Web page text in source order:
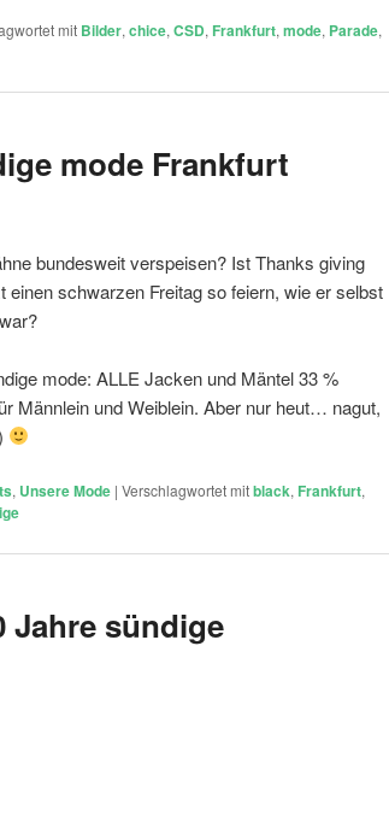
mit Bilder, chice, CSD, Frankfurt, mode, Parade,
mode Frankfurt
bundesweit verspeisen? Ist Thanks giving
schwarzen Freitag so feiern, wie er selbst
mode: ALLE Jacken und Mäntel 33 %
Männlein und Weiblein. Aber nur heut… nagut,
, Unsere Mode | Verschlagwortet mitblack, Frankfurt,
Jahre sündige